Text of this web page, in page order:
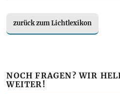
zurück zum Lichtlexikon
NOCH FRAGEN? WIR
WEITER!